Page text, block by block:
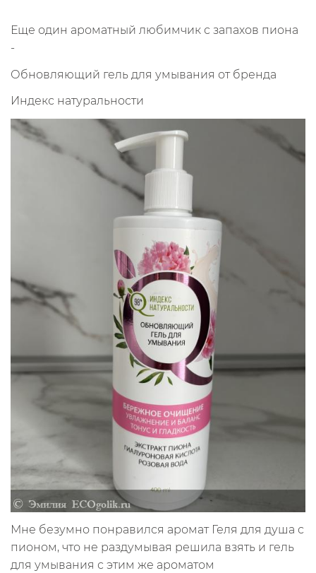
Еще один ароматный любимчик с запахов пиона
-
Обновляющий гель для умывания от бренда
Индекс натуральности
Мне безумно понравился аромат Геля для душа с
пионом, что не раздумывая решила взять и гель
для умывания с этим же ароматом